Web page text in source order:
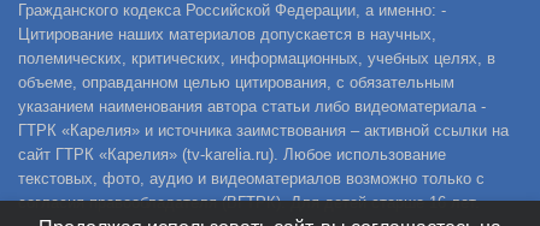
Гражданского кодекса Российской Федерации, а именно: -
Цитирование наших материалов допускается в научных,
полемических, критических, информационных, учебных целях, в
объеме, оправданном целью цитирования, с обязательным
указанием наименования автора статьи либо видеоматериала -
ГТРК «Карелия» и источника заимствования – активной ссылки на
сайт ГТРК «Карелия» (tv-karelia.ru). Любое использование
текстовых, фото, аудио и видеоматериалов возможно только с
согласия правообладателя (ВГТРК). Для детей старше 16 лет.